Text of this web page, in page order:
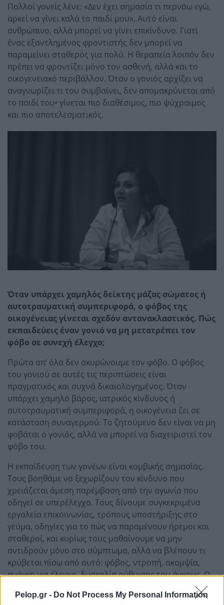
Pelop.gr - Do Not Process My Personal Information
Πολλοί γονείς λένε: «Δεν έχει σημασία τι περνάω εγώ,
αρκεί να γίνει καλά το παιδί μου». Αυτό είναι
ανθρώπινο, αλλά μπορεί να γίνει επικίνδυνο. Γιατί
ένας εξαντλημένος φροντιστής δεν μπορεί να
παραμείνει σταθερός για πολύ. Η θεραπεία λοιπόν δεν
πρέπει να φροντίζει μόνο τον ασθενή, αλλά και το
οικογενειακό περιβάλλον. Όταν ο γονιός αρχίζει να
αναγνωρίζει τι του συμβαίνει, δεν απομακρύνεται από
το παιδί του• γίνεται πιο διαθέσιμος, πιο ψύχραιμος
και πιο αποτελεσματικός.
Όταν υπάρχει χαμηλός δείκτης μάζας σώματος ή
αυτοτραυματική συμπεριφορά, ο φόβος της
οικογένειας γίνεται σχεδόν αντανακλαστικός. Πώς
εκπαιδεύεις έναν γονιό να μη μετατρέπει τον
φόβο σε συνεχή έλεγχο;
Πρώτα απ’ όλα δεν ακυρώνουμε τον φόβο. Ο φόβος
του γονιού σε αυτές τις περιπτώσεις είναι
πραγματικός και συχνά δικαιολογημένος. Όταν
υπάρχει χαμηλό βάρος, ιατρικός κίνδυνος ή
αυτοτραυματική συμπεριφορά, η οικογένεια ζει σε
κατάσταση συναγερμού. Το ζητούμενο δεν είναι να μη
φοβάται ο γονιός, αλλά να μπορεί να διαχειριστεί τον
φόβο του.
Η εκπαίδευση των γονέων είναι κομβικής σημασίας.
Τους βοηθάμε να ξεχωρίζουν τον κίνδυνο που
χρειάζεται άμεση παρέμβαση από την αγωνία που
οδηγεί σε υπερέλεγχο. Τους δίνουμε συγκεκριμένα
εργαλεία επικοινωνίας, τρόπους υποστήριξης στο
γεύμα, οδηγίες για το πώς να παραμένουν ήρεμοι και
σταθεροί, και κυρίως τους μαθαίνουμε να μην
αντιδρούν μόνο στο σύμπτωμα, αλλά να βλέπουν τι
κρύβεται πίσω από αυτό: φόβος, ντροπή, ακαμψία,
ανάγκη για έλεγχο, δυσκολία ρύθμισης του άγχους. Ο
στόχος είναι ο γονιός να περάσει από το «σε ελέγχω
γιατί φοβάμαι» στο «σε στηρίζω με σταθερότητα γιατί